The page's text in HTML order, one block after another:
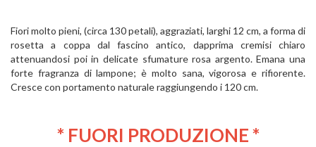
Fiori molto pieni, (circa 130 petali), aggraziati, larghi 12 cm, a forma di
rosetta a coppa dal fascino antico, dapprima cremisi chiaro
attenuandosi poi in delicate sfumature rosa argento. Emana una
forte fragranza di lampone; è molto sana, vigorosa e rifiorente.
Cresce con portamento naturale raggiungendo i 120 cm.
* FUORI PRODUZIONE *